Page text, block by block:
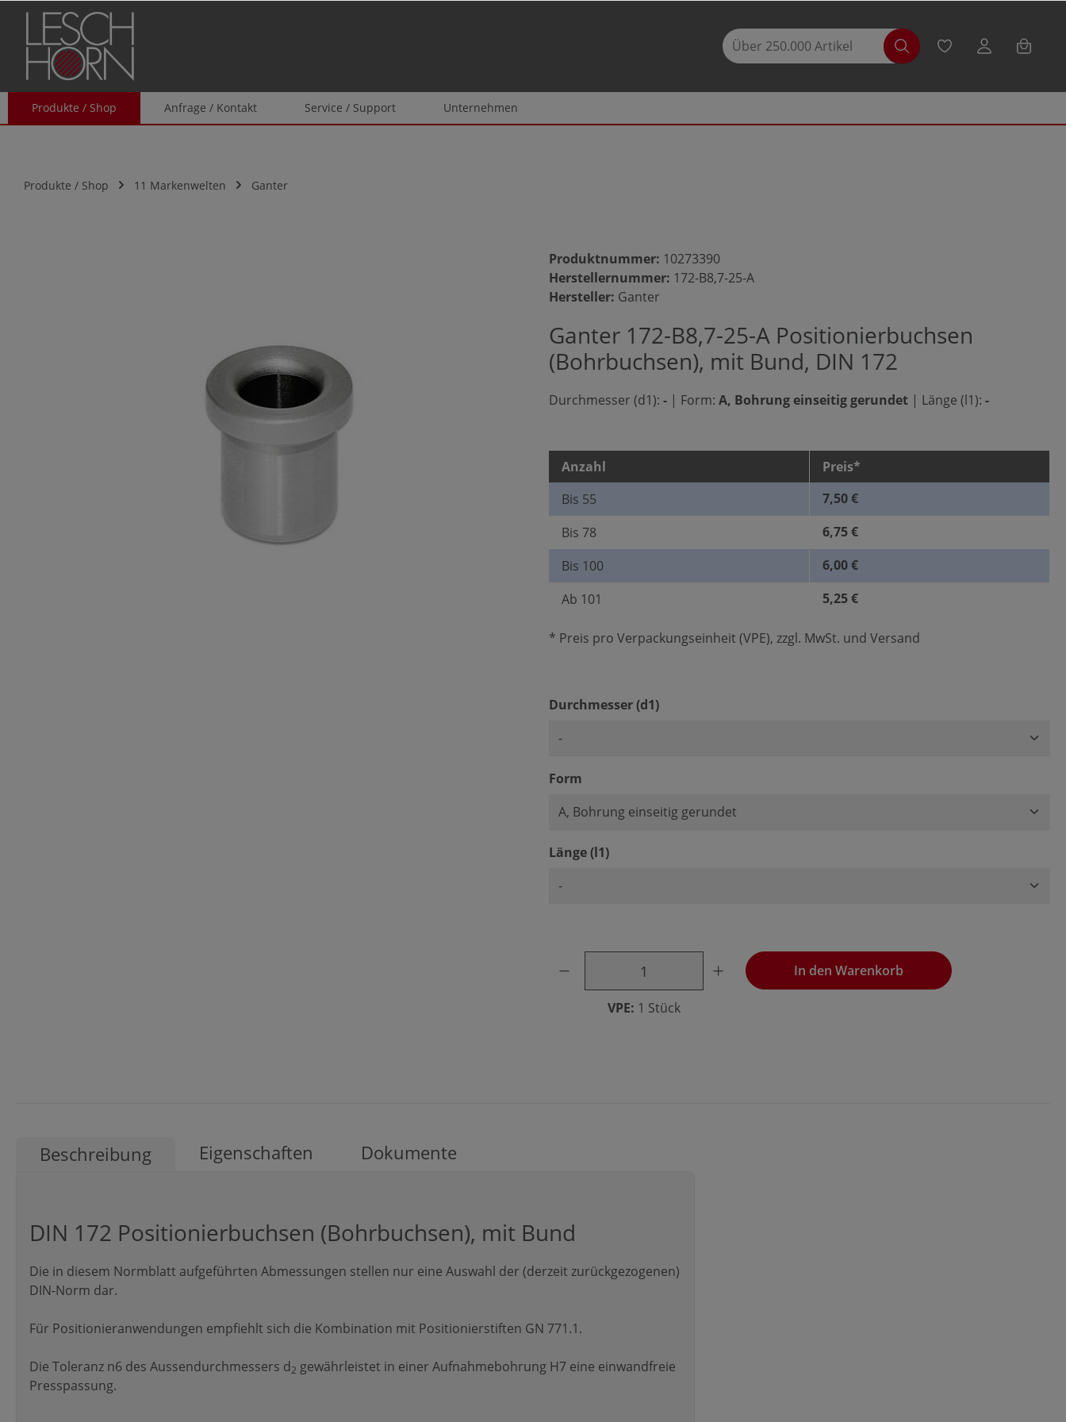
Zur Hauptnavigation springen
Produkte / Shop Anfrage / Kontakt Service / Support Unternehmen
Produkte / Shop 11 Markenwelten Ganter
Produktnummer: 10273390
Herstellernummer: 172-B8,7-25-A
Hersteller: Ganter
Ganter 172-B8,7-25-A Positionierbuchsen
(Bohrbuchsen), mit Bund, DIN 172
Durchmesser (d1): - | Form: A, Bohrung einseitig gerundet | Länge (l1): -
Anzahl
Preis*
Bis 55
7,50 €
Bis 78
6,75 €
Bis 100
6,00 €
Ab 101 5,25 €
* Preis pro Verpackungseinheit (VPE), zzgl. MwSt. und Versand
Durchmesser (d1)auswählen
Form
Länge (l1)auswählen
Produkt Anzahl: Gib den gewünschten Wert ein oder benutze die Schaltflächen, um
VPE: 1 Stück
In den Warenkorb
Beschreibung Eigenschaften Dokumente
DIN 172 Positionierbuchsen (Bohrbuchsen), mit Bund
Die in diesem Normblatt aufgeführten Abmessungen stellen nur eine Auswahl der (derzeit zurückgezogenen)
DIN-Norm dar.
Für Positionieranwendungen empfiehlt sich die Kombination mit Positionierstiften GN 771.1.
Die Toleranz n6 des Aussendurchmessers d2 gewährleistet in einer Aufnahmebohrung H7 eine einwandfreie
Presspassung.